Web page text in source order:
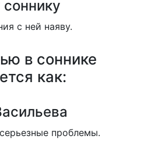
с ней наяву.
в соннике
как:
проблемы.